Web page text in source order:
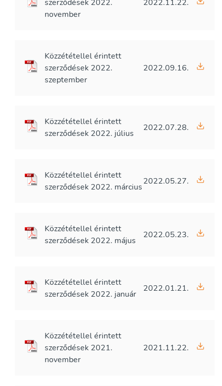
szerződések 2022.
november
2022.11.22.
Közzététellel érintett
szerződések 2022.
szeptember
2022.09.16.
Közzététellel érintett
szerződések 2022. július
2022.07.28.
Közzététellel érintett
szerződések 2022. március
2022.05.27.
Közzététellel érintett
szerződések 2022. május
2022.05.23.
Közzététellel érintett
szerződések 2022. január
2022.01.21.
Közzététellel érintett
szerződések 2021.
november
2021.11.22.